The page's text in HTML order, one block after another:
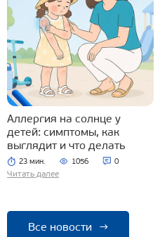
Аллергия на солнце у
детей: симптомы, как
выглядит и что делать
23 мин. 1056 0
Читать далее
Все новости →